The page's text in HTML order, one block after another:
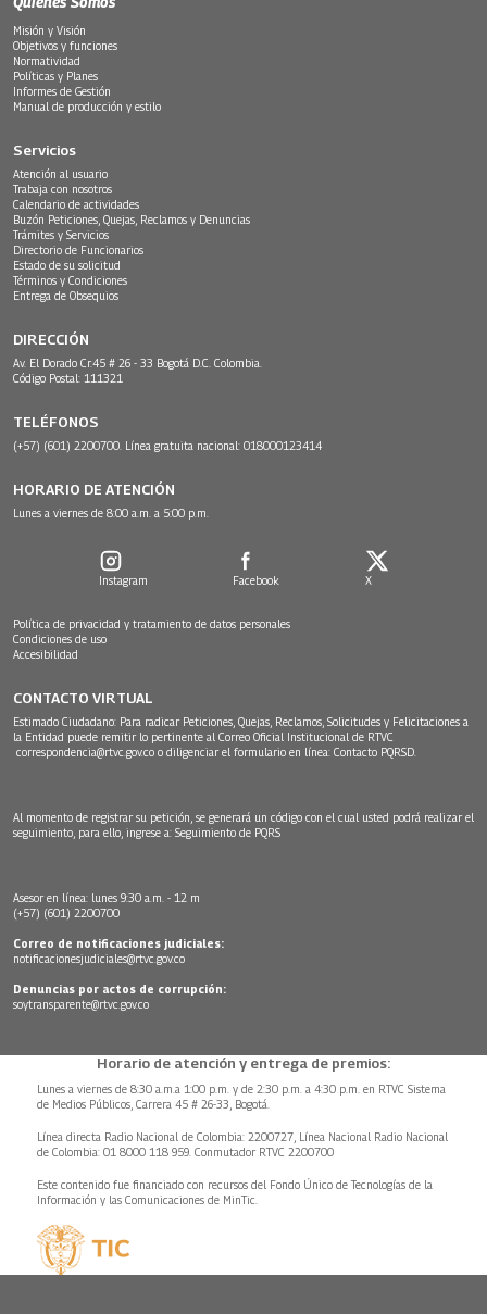
Misión y Visión
Objetivos y funciones
Normatividad
Políticas y Planes
Informes de Gestión
Manual de producción y estilo
Servicios
Atención al usuario
Trabaja con nosotros
Calendario de actividades
Buzón Peticiones, Quejas, Reclamos y Denuncias
Trámites y Servicios
Directorio de Funcionarios
Estado de su solicitud
Términos y Condiciones
Entrega de Obsequios
DIRECCIÓN
Av. El Dorado Cr.45 # 26 - 33 Bogotá D.C. Colombia.
Código Postal: 111321
TELÉFONOS
(+57) (601) 2200700. Línea gratuita nacional: 018000123414
HORARIO DE ATENCIÓN
Lunes a viernes de 8:00 a.m. a 5:00 p.m.
Instagram Facebook X
Política de privacidad y tratamiento de datos personales
Condiciones de uso
Accesibilidad
CONTACTO VIRTUAL
Estimado Ciudadano: Para radicar Peticiones, Quejas, Reclamos, Solicitudes y Felicitaciones a
la Entidad puede remitir lo pertinente al Correo Oficial Institucional de RTVC
correspondencia@rtvc.gov.co o diligenciar el formulario en línea: Contacto PQRSD.
Al momento de registrar su petición, se generará un código con el cual usted podrá realizar el
seguimiento, para ello, ingrese a: Seguimiento de PQRS
Asesor en línea: lunes 9:30 a.m. - 12 m
(+57) (601) 2200700
Correo de notificaciones judiciales:
notificacionesjudiciales@rtvc.gov.co
Denuncias por actos de corrupción:
soytransparente@rtvc.gov.co
Horario de atención y entrega de premios:
Lunes a viernes de 8:30 a.m.a 1:00 p.m. y de 2:30 p.m. a 4:30 p.m. en RTVC Sistema
de Medios Públicos, Carrera 45 # 26-33, Bogotá.
Línea directa Radio Nacional de Colombia: 2200727, Línea Nacional Radio Nacional
de Colombia: 01 8000 118 959. Conmutador RTVC 2200700
Este contenido fue financiado con recursos del Fondo Único de Tecnologías de la
Información y las Comunicaciones de MinTic.